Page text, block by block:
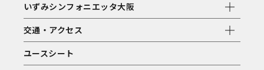
いずみシンフォニエッタ大阪
交通・アクセス
ユースシート